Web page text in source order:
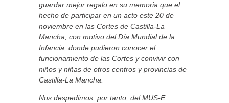
guardar mejor regalo en su memoria que el
hecho de participar en un acto este 20 de
noviembre en las Cortes de Castilla-La
Mancha, con motivo del Día Mundial de la
Infancia, donde pudieron conocer el
funcionamiento de las Cortes y convivir con
niños y niñas de otros centros y provincias de
Castilla-La Mancha.
Nos despedimos, por tanto, del MUS-E